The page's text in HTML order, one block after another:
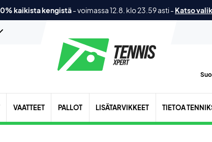
kaikista kengistä-voimassa 12.8. klo 23.59 asti- Katso
VAATTEET PALLOT LISÄTARVIKKEET TIETOA